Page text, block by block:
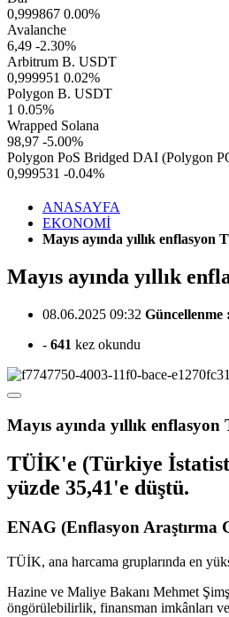
0,999867 0.00%
Avalanche
6,49 -2.30%
Arbitrum B. USDT
0,999951 0.02%
Polygon B. USDT
1 0.05%
Wrapped Solana
98,97 -5.00%
Polygon PoS Bridged DAI (Polygon
0,999531 -0.04%
ANASAYFA
EKONOMİ
Mayıs ayında yıllık
Mayıs ayında yıllık
08.06.2025 09:32 Güncellenme :
- 641 kez okundu
Mayıs ayında yıllık
TÜİK'e (Türkiye
yüzde 35,41'e düştü.
ENAG (Enflasyon Araştırma
TÜİK, ana harcama gruplarında en
Hazine ve Maliye Bakanı Mehmet
öngörülebilirlik, finansman imkânları ve